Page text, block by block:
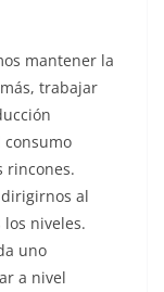
mantener la
trabajar
consumo
rincones.
al
niveles.
uno
a nivel